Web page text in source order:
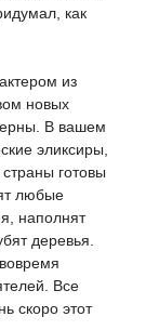
как
из
новых
В вашем
эликсиры,
готовы
любые
наполнят
деревья.
Все
скоро этот